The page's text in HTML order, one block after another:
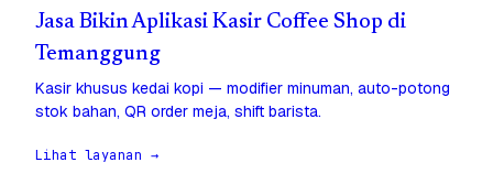
Jasa Bikin Aplikasi Kasir Coffee Shop di
Temanggung
Kasir khusus kedai kopi — modifier minuman, auto-potong
stok bahan, QR order meja, shift barista.
Lihat layanan →